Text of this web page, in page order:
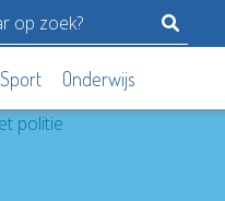
Sport Onderwijs